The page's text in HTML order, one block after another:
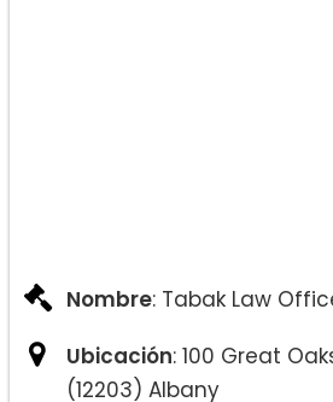
Nombre: Tabak Law
Ubicación: 100 Great
(12203) Albany